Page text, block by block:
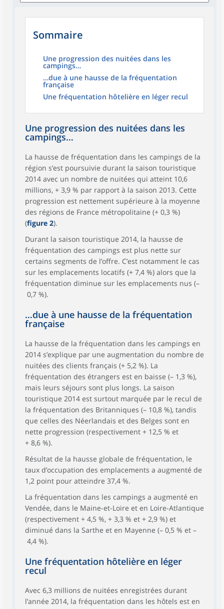
Sommaire
Une progression des nuitées dans les
campings…
…due à une hausse de la fréquentation
française
Une fréquentation hôtelière en léger recul
Une progression des nuitées dans les
campings…
La hausse de fréquentation dans les campings de la
région s’est poursuivie durant la saison touristique
2014 avec un nombre de nuitées qui atteint 10,6
millions, + 3,9 % par rapport à la saison 2013. Cette
progression est nettement supérieure à la moyenne
des régions de France métropolitaine (+ 0,3 %)
(figure 2).
Durant la saison touristique 2014, la hausse de
fréquentation des campings est plus nette sur
certains segments de l’offre. C’est notamment le cas
sur les emplacements locatifs (+ 7,4 %) alors que la
fréquentation diminue sur les emplacements nus (–
0,7 %).
…due à une hausse de la fréquentation
française
La hausse de la fréquentation dans les campings en
2014 s’explique par une augmentation du nombre de
nuitées des clients français (+ 5,2 %). La
fréquentation des étrangers est en baisse (– 1,3 %),
mais leurs séjours sont plus longs. La saison
touristique 2014 est surtout marquée par le recul de
la fréquentation des Britanniques (– 10,8 %), tandis
que celles des Néerlandais et des Belges sont en
nette progression (respectivement + 12,5 % et
+ 8,6 %).
Résultat de la hausse globale de fréquentation, le
taux d’occupation des emplacements a augmenté de
1,2 point pour atteindre 37,4 %.
La fréquentation dans les campings a augmenté en
Vendée, dans le Maine-et-Loire et en Loire-Atlantique
(respectivement + 4,5 %, + 3,3 % et + 2,9 %) et
diminué dans la Sarthe et en Mayenne (– 0,5 % et –
4,4 %).
Une fréquentation hôtelière en léger
recul
Avec 6,3 millions de nuitées enregistrées durant
l’année 2014, la fréquentation dans les hôtels est en